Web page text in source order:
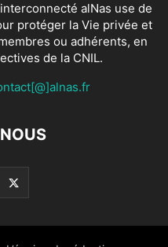
alNas use de
protéger la Vie privée et
ou adhérents, en
de la CNIL.